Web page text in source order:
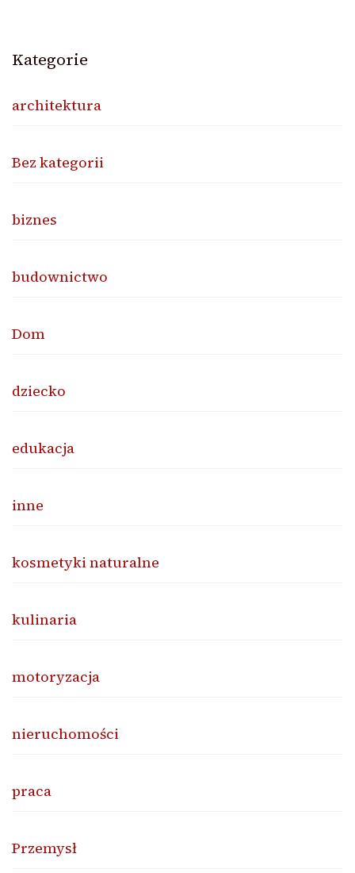
Kategorie
architektura
Bez kategorii
biznes
budownictwo
Dom
dziecko
edukacja
inne
kosmetyki naturalne
kulinaria
motoryzacja
nieruchomości
praca
Przemysł